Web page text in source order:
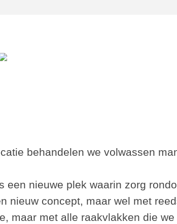
behandelen we volwassen
een nieuwe plek waarin zorg
nieuw concept, maar wel met
maar met alle raakvlakken die